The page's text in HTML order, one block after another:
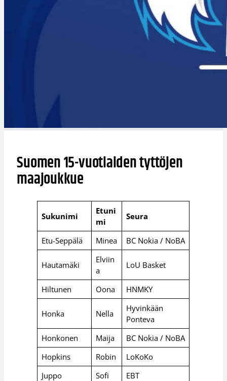
Suomen 15-vuotiaiden tyttöjen
maajoukkue
Sukunimi
Etuni
mi
Seura
Etu-Seppälä Minea BC Nokia / NoBA
Hautamäki
Elviin
a
LoU Basket
Hiltunen Oona HNMKY
Honka Nella
Hyvinkään
Ponteva
Honkonen
Maija
BC Nokia / NoBA
Hopkins
Robin
LoKoKo
Juppo
Sofi
EBT